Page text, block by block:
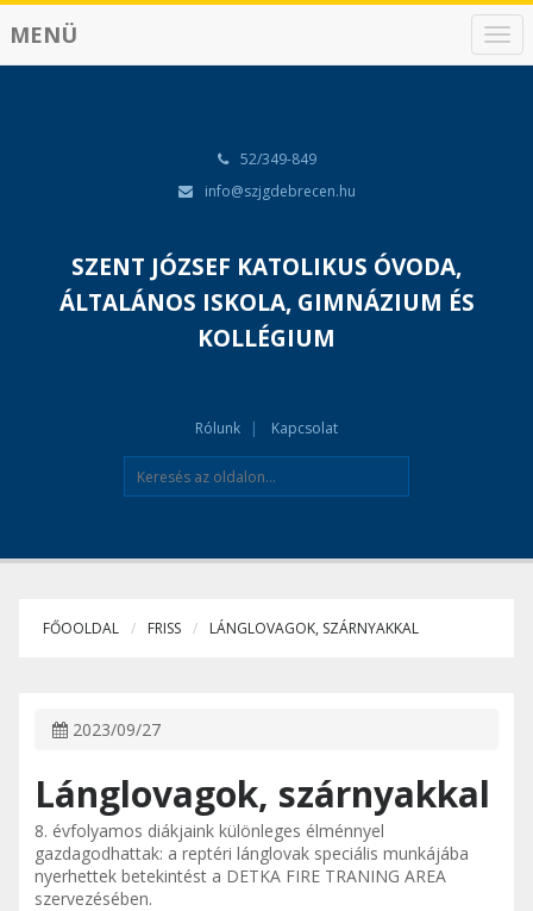
N
a
MENÜ
52/349-849
info@szjgdebrecen.hu
SZENT JÓZSEF KATOLIKUS ÓVODA,
ÁLTALÁNOS ISKOLA, GIMNÁZIUM ÉS
KOLLÉGIUM
Rólunk Kapcsolat
FŐOOLDAL FRISS LÁNGLOVAGOK, SZÁRNYAKKAL
2023/09/27
Lánglovagok, szárnyakkal
8. évfolyamos diákjaink különleges élménnyel
gazdagodhattak: a reptéri lánglovak speciális munkájába
nyerhettek betekintést a DETKA FIRE TRANING AREA
szervezésében.